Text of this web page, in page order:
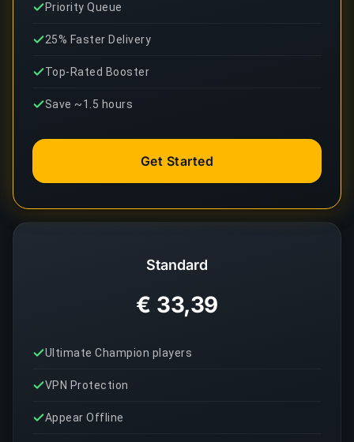
Standard
€ 33,39
Ultimate Champion players
VPN Protection
Appear Offline
Priority Queue
25% Faster Delivery
Top-Rated Booster
Save ~1.5 hours
Get Started